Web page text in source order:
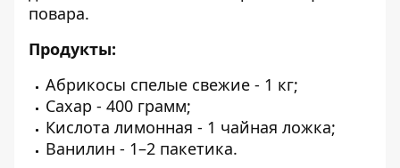
повара.
Продукты:
Абрикосы спелые свежие - 1 кг;
Сахар - 400 грамм;
Кислота лимонная - 1 чайная ложка;
Ванилин - 1–2 пакетика.